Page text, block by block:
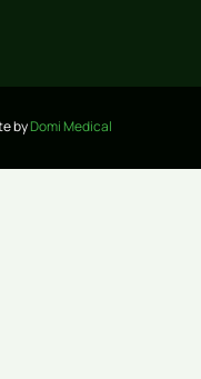
byDomi Medical